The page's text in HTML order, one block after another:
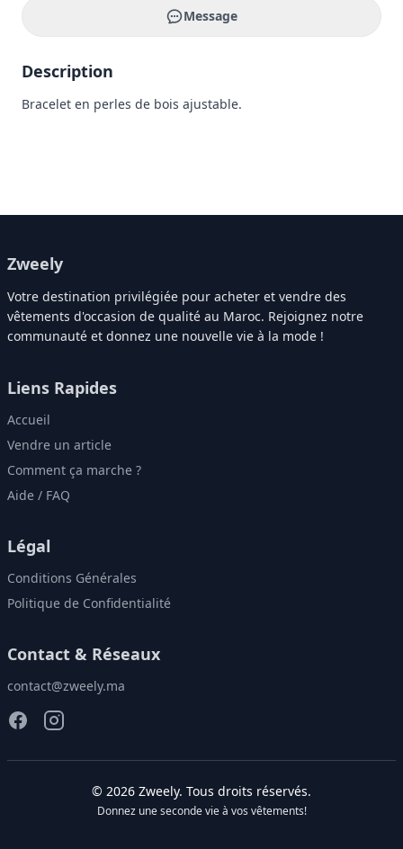
Message
Description
Bracelet en perles de bois ajustable.
Zweely
Votre destination privilégiée pour acheter et vendre des
vêtements d'occasion de qualité au Maroc. Rejoignez notre
communauté et donnez une nouvelle vie à la mode !
Liens Rapides
Accueil
Vendre un article
Comment ça marche ?
Aide / FAQ
Légal
Conditions Générales
Politique de Confidentialité
Contact & Réseaux
contact@zweely.ma
© 2026 Zweely. Tous droits réservés.
Donnez une seconde vie à vos vêtements!